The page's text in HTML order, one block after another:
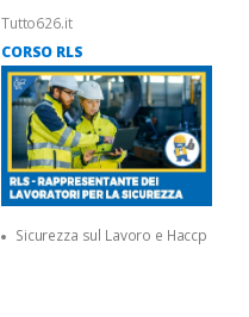
Tutto626.it
CORSO RLS
Sicurezza sul Lavoro e Haccp